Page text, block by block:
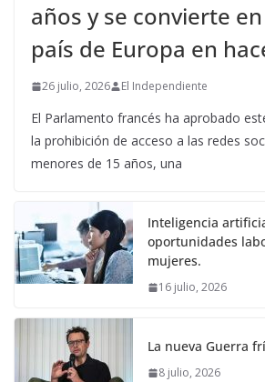
años y se convierte
país de Europa en
26 julio, 2026 El Independiente
El Parlamento francés ha aprobado
la prohibición de acceso a las redes
menores de 15 años, una
Inteligencia
oportunidades
mujeres.
16 julio, 2026
La nueva Guerra
8 julio, 2026